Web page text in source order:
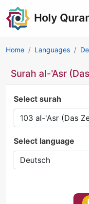
Holy
Home Languages
Surah al-'Asr
Select surah
Select language